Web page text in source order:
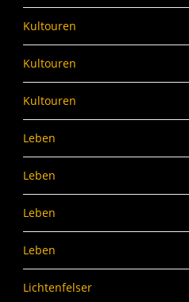
Kultouren
Kultouren
Kultouren
Leben
Leben
Leben
Leben
Lichtenfelser